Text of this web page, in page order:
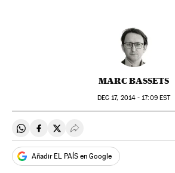
MARC BASSETS
DEC 17, 2014 - 17:09EST
Compartir en Whatsapp
Compartir en Facebook
Compartir en Twitter
Desplegar Redes Sociales
Añadir EL PAÍS en Google